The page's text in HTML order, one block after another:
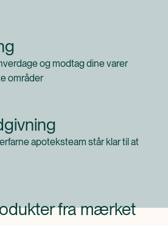
og modtag dine varer
områder
apoteksteam står klar til at
fra mærket